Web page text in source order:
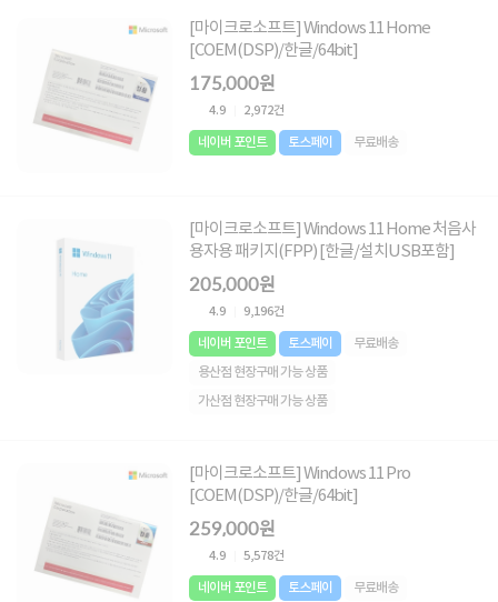
[마이크로소프트] Windows 11 Home
[COEM(DSP)/한글/64bit]
175,000원
4.9 2,972건
네이버 포인트 토스페이 무료배송
[마이크로소프트] Windows 11 Home 처음사
용자용 패키지(FPP) [한글/설치USB포함]
205,000원
4.9 9,196건
네이버 포인트 토스페이
무료배송
용산점 현장구매 가능 상품
가산점 현장구매 가능 상품
[마이크로소프트] Windows 11 Pro
[COEM(DSP)/한글/64bit]
259,000원
4.9 5,578건
네이버 포인트 토스페이 무료배송